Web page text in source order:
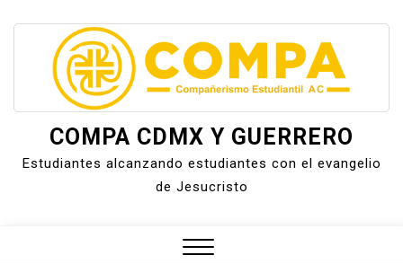
Skip
COMPA CDMX Y GUERRERO
Estudiantes alcanzando estudiantes con el evangelio
de Jesucristo